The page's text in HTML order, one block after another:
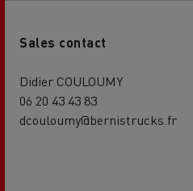
Sales contact
Didier COULOUMY
06 20 43 43 83
dcouloumy@bernistrucks.fr